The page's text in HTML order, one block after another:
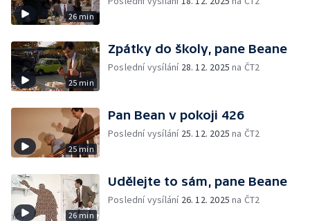
26 min
25 min
Zpátky do školy, pane Beane
Poslední vysílání 28. 12. 2025 na ČT2
25 min
Pan Bean v pokoji 426
Poslední vysílání 25. 12. 2025 na ČT2
26 min
Udělejte to sám, pane Beane
Poslední vysílání 26. 12. 2025 na ČT2